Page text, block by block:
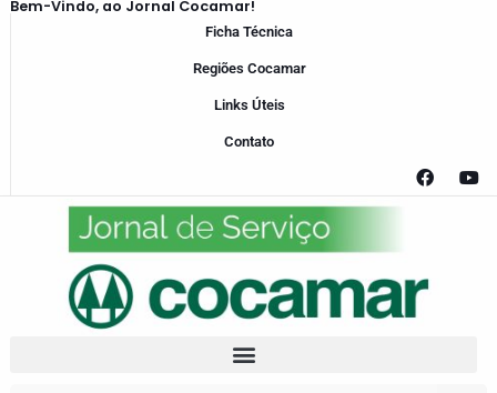
Bem-Vindo, ao Jornal Cocamar!
Ficha Técnica
Regiões Cocamar
Links Úteis
Contato